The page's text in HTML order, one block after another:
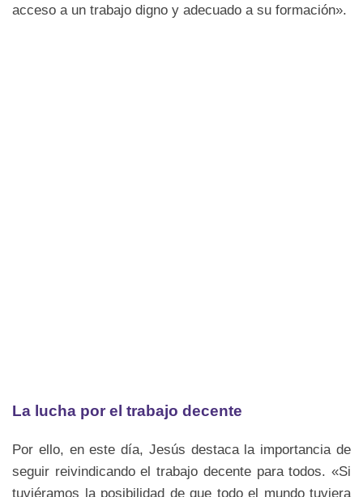
acceso a un trabajo digno y adecuado a su formación».
La lucha por el trabajo decente
Por ello, en este día, Jesús destaca la importancia de
seguir reivindicando el trabajo decente para todos. «Si
tuviéramos la posibilidad de que todo el mundo tuviera